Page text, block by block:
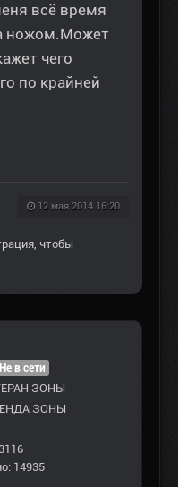
всё время
ножом.Может
чего
по крайней
12 мая 2014 16:20
, чтобы
Не в сети
ЗOНЫ
ЗОНЫ
14935